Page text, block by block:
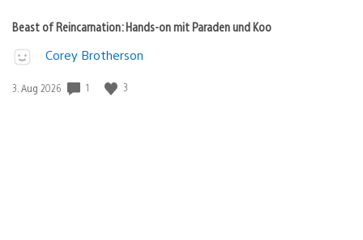
Beast of Reincarnation: Hands-on mit Paraden und Koo
Corey Brotherson
Veröffentlichungsdatum:
3. Aug 2026 1 3